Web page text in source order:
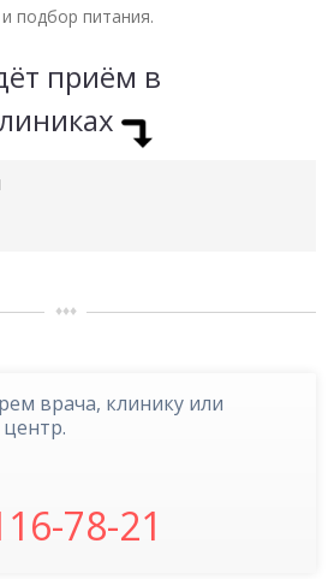
подбор питания.
приём в
врача, клинику или
78-21